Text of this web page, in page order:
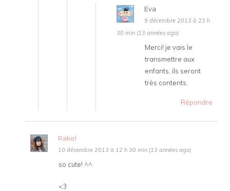
Eva
9 décembre 2013 à 23 h
30 min (13 années ago)
Merci! je vais le
transmettre aux
enfants, ils seront
très contents.
Répondre
Rakel
10 décembre 2013 à 12 h 30 min (13 années ago)
so cute! ^^
<3